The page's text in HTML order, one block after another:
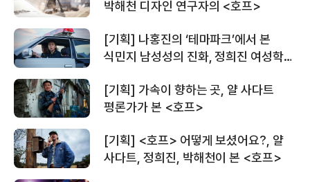
박해천 디자인 연구자의 <호프>
[기획] 나홍진의 ‘테마파크’에서 본
식민지 남성성의 진화, 정희진 여성학
[기획] 가속이 향하는 곳, 얄 사다트
평론가가 본 <호프>
[기획] <호프> 어떻게 보셨어요?, 얄
사다트, 정희진, 박해천이 본 <호프>